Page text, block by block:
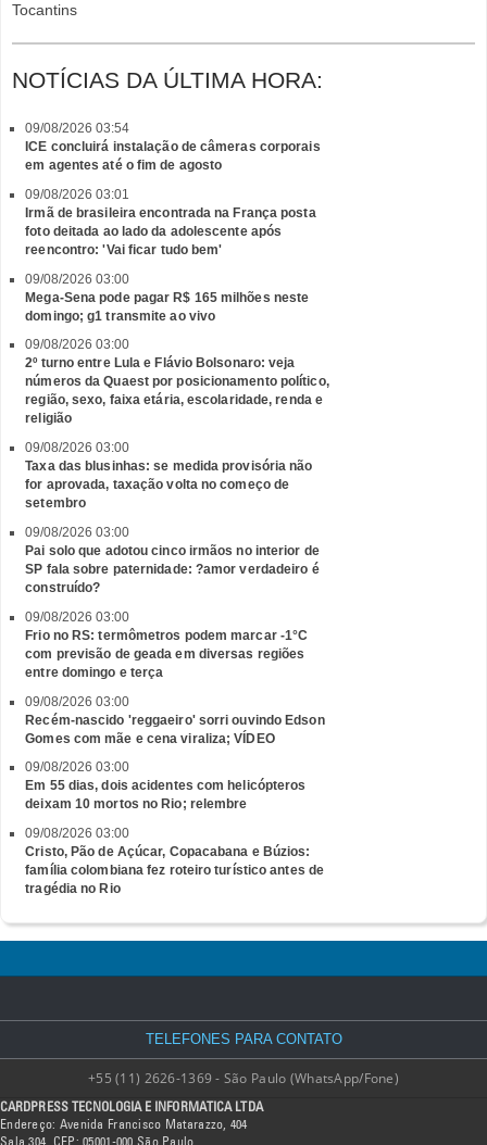
Tocantins
NOTÍCIAS DA ÚLTIMA HORA:
09/08/2026 03:54
ICE concluirá instalação de câmeras corporais
em agentes até o fim de agosto
09/08/2026 03:01
Irmã de brasileira encontrada na França posta
foto deitada ao lado da adolescente após
reencontro: 'Vai ficar tudo bem'
09/08/2026 03:00
Mega-Sena pode pagar R$ 165 milhões neste
domingo; g1 transmite ao vivo
09/08/2026 03:00
2º turno entre Lula e Flávio Bolsonaro: veja
números da Quaest por posicionamento político,
região, sexo, faixa etária, escolaridade, renda e
religião
09/08/2026 03:00
Taxa das blusinhas: se medida provisória não
for aprovada, taxação volta no começo de
setembro
09/08/2026 03:00
Pai solo que adotou cinco irmãos no interior de
SP fala sobre paternidade: ?amor verdadeiro é
construído?
09/08/2026 03:00
Frio no RS: termômetros podem marcar -1°C
com previsão de geada em diversas regiões
entre domingo e terça
09/08/2026 03:00
Recém-nascido 'reggaeiro' sorri ouvindo Edson
Gomes com mãe e cena viraliza; VÍDEO
09/08/2026 03:00
Em 55 dias, dois acidentes com helicópteros
deixam 10 mortos no Rio; relembre
09/08/2026 03:00
Cristo, Pão de Açúcar, Copacabana e Búzios:
família colombiana fez roteiro turístico antes de
tragédia no Rio
TELEFONES PARA CONTATO
+55 (11) 2626-1369 - São Paulo (WhatsApp/Fone)
CARDPRESS TECNOLOGIA E INFORMATICA LTDA
Endereço: Avenida Francisco Matarazzo, 404
Sala 304, CEP: 05001-000 São Paulo